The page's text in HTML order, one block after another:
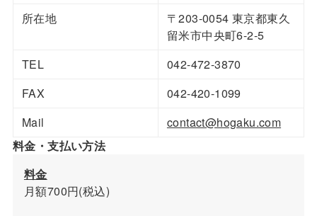
所在地
〒203-0054 東京都東久
留米市中央町6-2-5
TEL
042-472-3870
FAX
042-420-1099
Mail
contact@hogaku.com
料金・支払い方法
料金
月額700円(税込)